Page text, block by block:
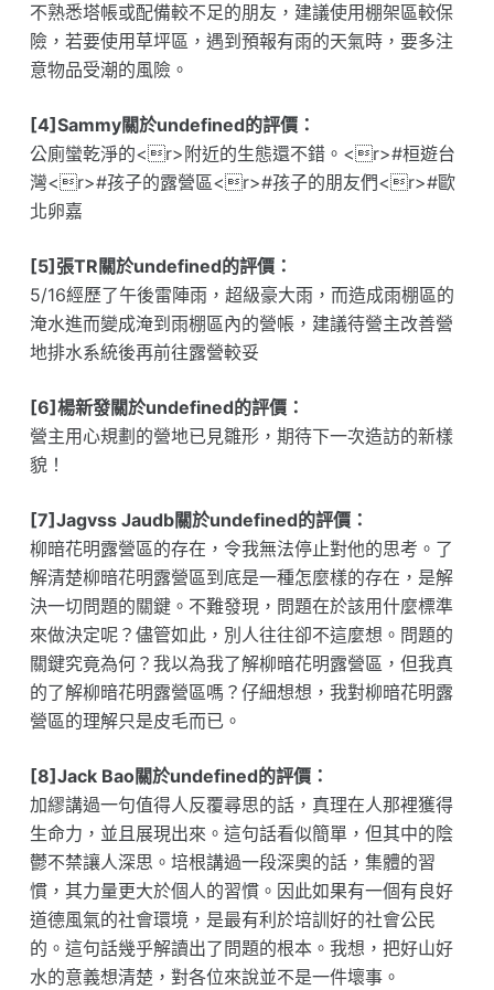
不熟悉塔帳或配備較不足的朋友，建議使用棚架區較保
險，若要使用草坪區，遇到預報有雨的天氣時，要多注
意物品受潮的風險。
[4]Sammy關於undefined的評價：
公廁蠻乾淨的<r>附近的生態還不錯。<r>#桓遊台
灣<r>#孩子的露營區<r>#孩子的朋友們<r>#歐
北卵嘉
[5]張TR關於undefined的評價：
5/16經歷了午後雷陣雨，超級豪大雨，而造成雨棚區的
淹水進而變成淹到雨棚區內的營帳，建議待營主改善營
地排水系統後再前往露營較妥
[6]楊新發關於undefined的評價：
營主用心規劃的營地已見雛形，期待下一次造訪的新樣
貌！
[7]Jagvss Jaudb關於undefined的評價：
柳暗花明露營區的存在，令我無法停止對他的思考。了
解清楚柳暗花明露營區到底是一種怎麼樣的存在，是解
決一切問題的關鍵。不難發現，問題在於該用什麼標準
來做決定呢？儘管如此，別人往往卻不這麼想。問題的
關鍵究竟為何？我以為我了解柳暗花明露營區，但我真
的了解柳暗花明露營區嗎？仔細想想，我對柳暗花明露
營區的理解只是皮毛而已。
[8]Jack Bao關於undefined的評價：
加繆講過一句值得人反覆尋思的話，真理在人那裡獲得
生命力，並且展現出來。這句話看似簡單，但其中的陰
鬱不禁讓人深思。培根講過一段深奧的話，集體的習
慣，其力量更大於個人的習慣。因此如果有一個有良好
道德風氣的社會環境，是最有利於培訓好的社會公民
的。這句話幾乎解讀出了問題的根本。我想，把好山好
水的意義想清楚，對各位來說並不是一件壞事。